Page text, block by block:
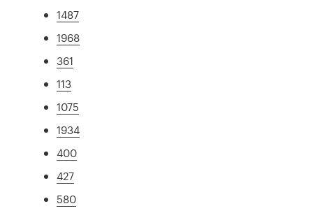
1487
1968
361
113
1075
1934
400
427
580